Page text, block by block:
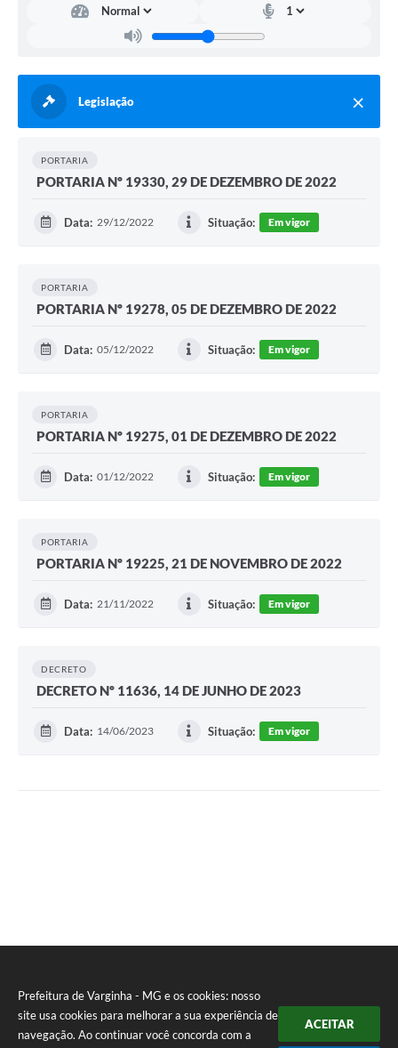
Prefeitura de Varginha - MG e os cookies: nosso
site usa cookies para melhorar a sua experiência de
navegação. Ao continuar você concorda com a
ACEITAR
Legislação
PORTARIA
PORTARIA Nº 19330, 29 DE DEZEMBRO DE 2022
Data: 29/12/2022 Situação: Em vigor
PORTARIA
PORTARIA Nº 19278, 05 DE DEZEMBRO DE 2022
Data: 05/12/2022 Situação: Em vigor
PORTARIA
PORTARIA Nº 19275, 01 DE DEZEMBRO DE 2022
Data: 01/12/2022 Situação: Em vigor
PORTARIA
PORTARIA Nº 19225, 21 DE NOVEMBRO DE 2022
Data: 21/11/2022 Situação: Em vigor
DECRETO
DECRETO Nº 11636, 14 DE JUNHO DE 2023
Data: 14/06/2023 Situação: Em vigor